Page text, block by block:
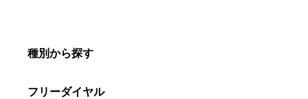
種別から探す
フリーダイヤル